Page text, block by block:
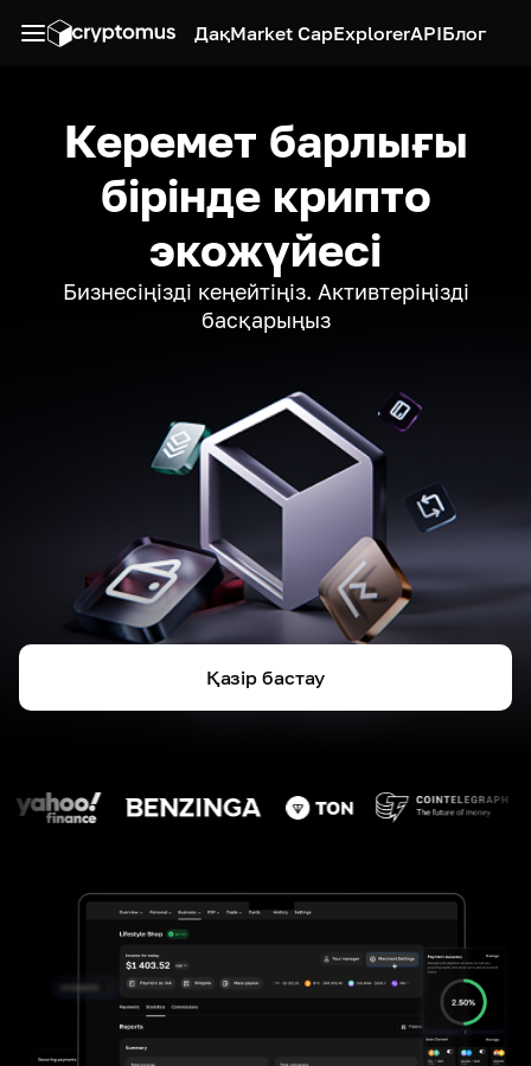
ДақMarket CapExplorerAPIБлог
Керемет барлығы
бірінде крипто
экожүйесі
Бизнесіңізді кеңейтіңіз. Активтеріңізді
басқарыңыз
Қазір бастау